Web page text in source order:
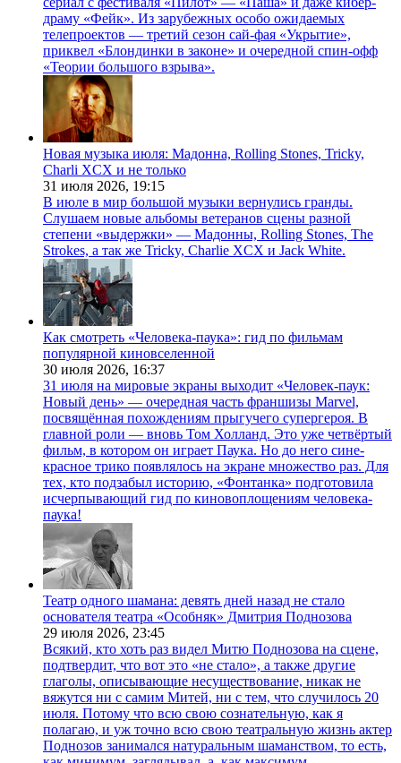
драму «Фейк». Из зарубежных особо ожидаемых
телепроектов — третий сезон сай-фая «Укрытие»,
приквел «Блондинки в законе» и очередной спин-офф
«Теории большого взрыва».
Новая музыка июля: Мадонна, Rolling Stones, Tricky,
Charli XCX и не только
31 июля 2026, 19:15
В июле в мир большой музыки вернулись гранды.
Слушаем новые альбомы ветеранов сцены разной
степени «выдержки» — Мадонны, Rolling Stones, The
Strokes, а так же Tricky, Charlie XCX и Jack White.
Как смотреть «Человека-паука»: гид по фильмам
популярной киновселенной
30 июля 2026, 16:37
31 июля на мировые экраны выходит «Человек-паук:
Новый день» — очередная часть франшизы Marvel,
посвящённая похождениям прыгучего супергероя. В
главной роли — вновь Том Холланд. Это уже четвёртый
фильм, в котором он играет Паука. Но до него сине-
красное трико появлялось на экране множество раз. Для
тех, кто подзабыл историю, «Фонтанка» подготовила
исчерпывающий гид по киновоплощениям человека-
паука!
Театр одного шамана: девять дней назад не стало
основателя театра «Особняк» Дмитрия Поднозова
29 июля 2026, 23:45
Всякий, кто хоть раз видел Митю Поднозова на сцене,
подтвердит, что вот это «не стало», а также другие
глаголы, описывающие несуществование, никак не
вяжутся ни с самим Митей, ни с тем, что случилось 20
июля. Потому что всю свою сознательную, как я
полагаю, и уж точно всю свою театральную жизнь актер
Поднозов занимался натуральным шаманством, то есть,